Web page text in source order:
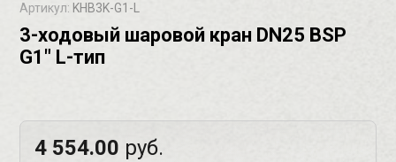
3-ходовый шаровой кран DN25 BSP
G1" L-тип
Артикул: KHB3K-G1-L
4 554.00 руб.